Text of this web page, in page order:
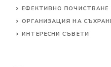
ЕФЕКТИВНО ПОЧИСТВАНЕ
ОРГАНИЗАЦИЯ НА
ИНТЕРЕСНИ СЪВЕТИ